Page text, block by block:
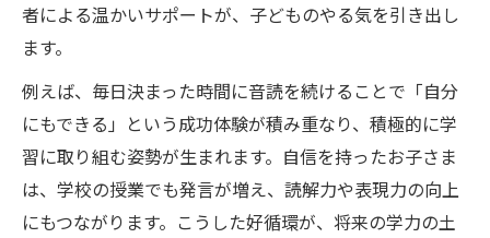
者による温かいサポートが、子どものやる気を引き出し
ます。
例えば、毎日決まった時間に音読を続けることで「自分
にもできる」という成功体験が積み重なり、積極的に学
習に取り組む姿勢が生まれます。自信を持ったお子さま
は、学校の授業でも発言が増え、読解力や表現力の向上
にもつながります。こうした好循環が、将来の学力の土